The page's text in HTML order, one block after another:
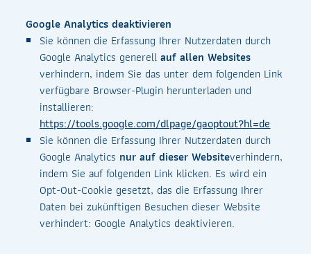
Google Analytics deaktivieren
Sie können die Erfassung Ihrer Nutzerdaten durch
Google Analytics generellauf allen Websites
verhindern, indem Sie das unter dem folgenden Link
verfügbare Browser-Plugin herunterladen und
installieren:
https://tools.google.com/dlpage/gaoptout?hl=de
Sie können die Erfassung Ihrer Nutzerdaten durch
Google Analytics nur auf dieser Websiteverhindern,
indem Sie auf folgenden Link klicken. Es wird ein
Opt-Out-Cookie gesetzt, das die Erfassung Ihrer
Daten bei zukünftigen Besuchen dieser Website
verhindert: Google Analytics deaktivieren.